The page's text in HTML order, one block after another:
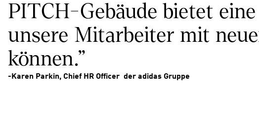
PITCH-Gebäude bietet
unsere Mitarbeiter mit
können."
-Karen Parkin, Chief HR Officer  der adidas Gruppe